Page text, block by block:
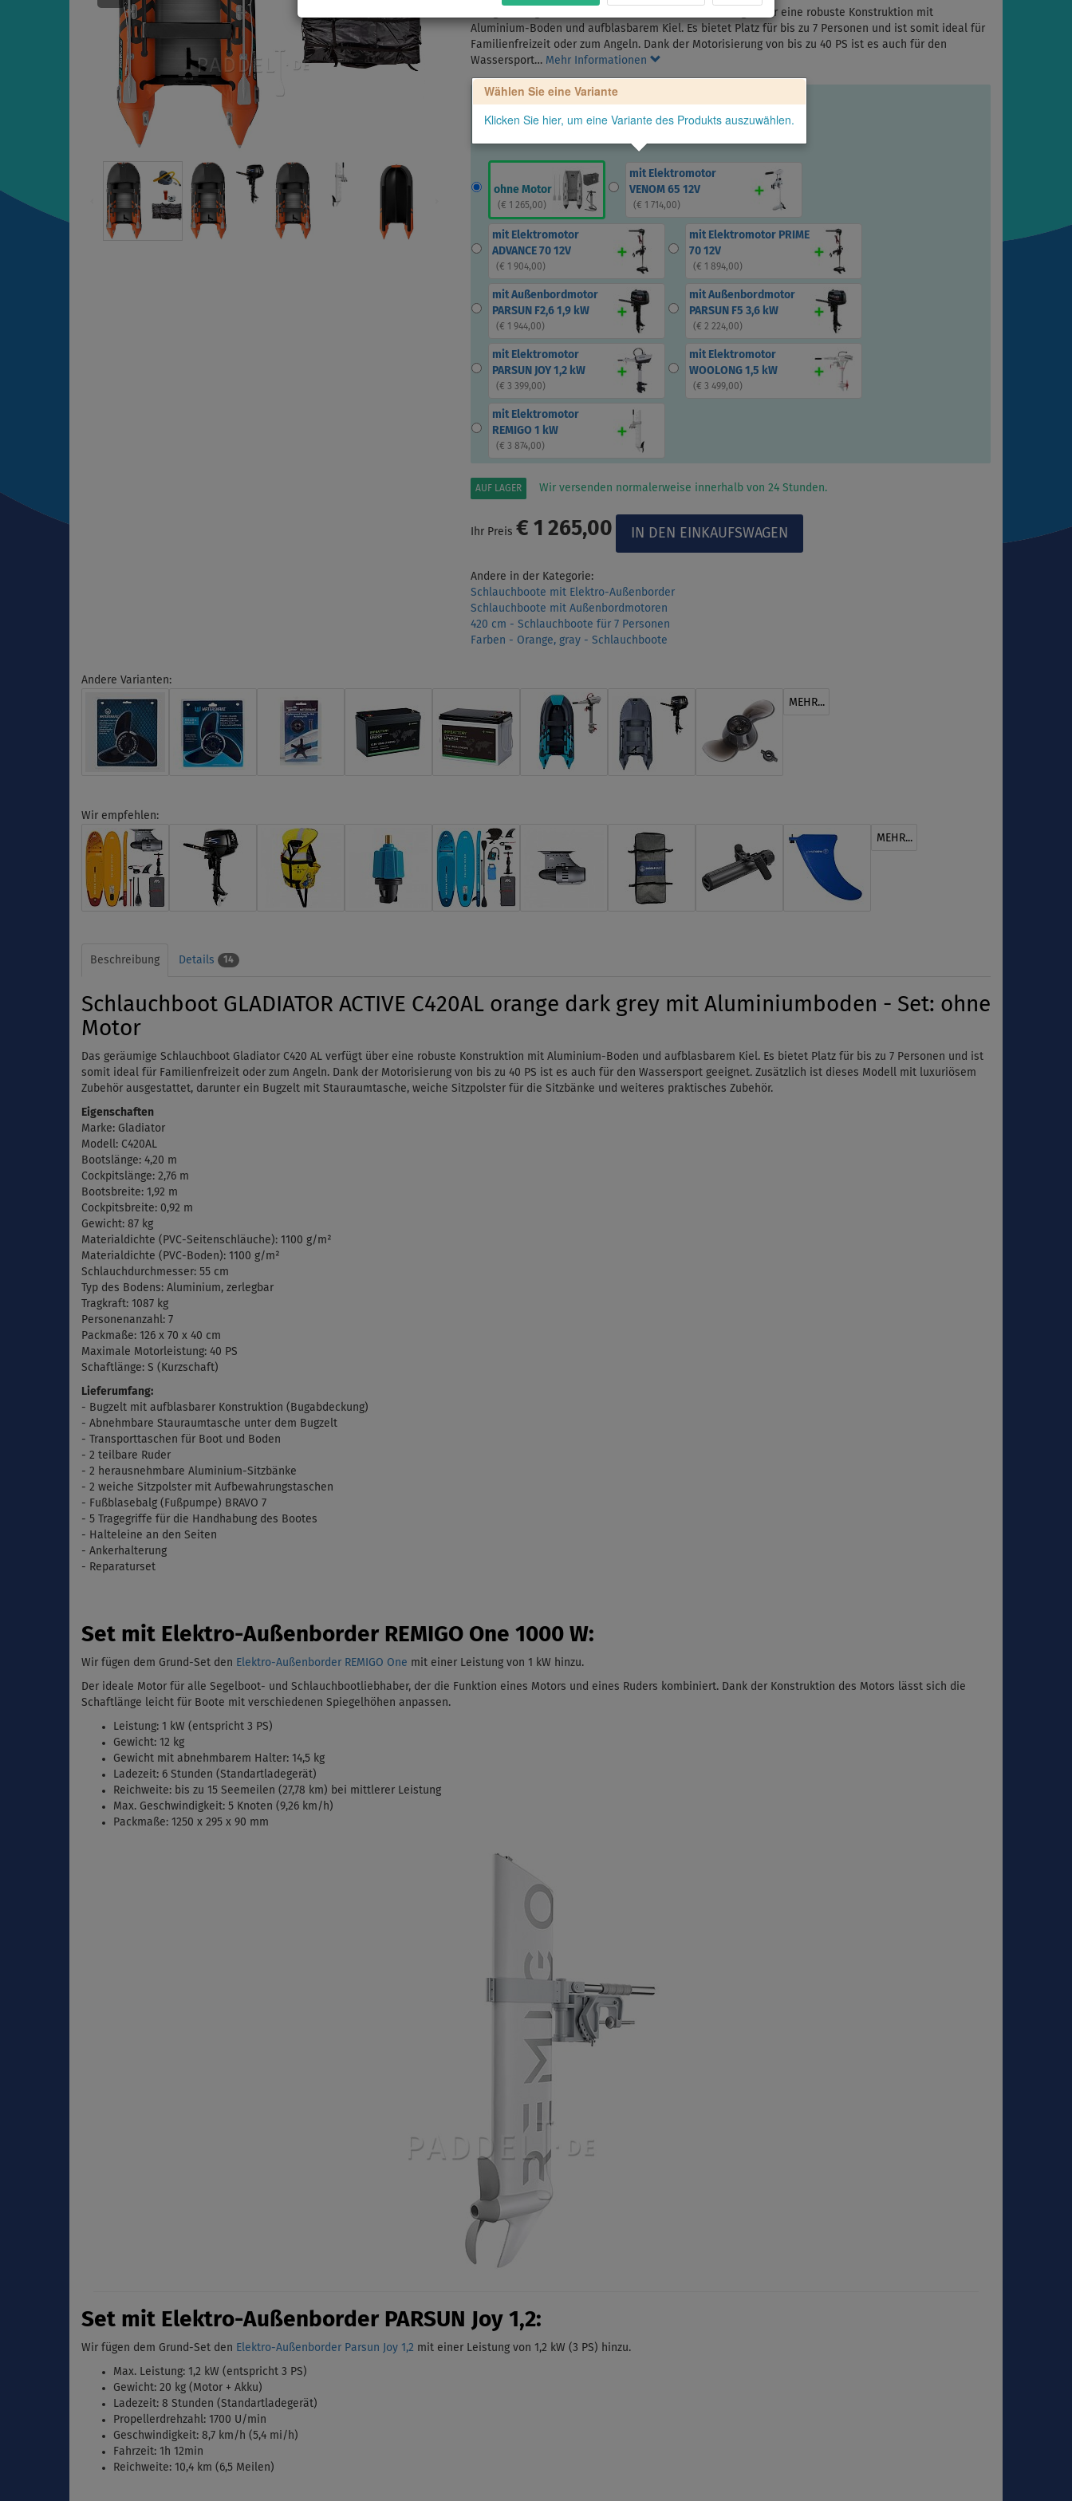
Das geräumige Schlauchboot Gladiator C420 AL verfügt über eine robuste Konstruktion mit
Aluminium-Boden und aufblasbarem Kiel. Es bietet Platz für bis zu 7 Personen und ist somit ideal für
Familienfreizeit oder zum Angeln. Dank der Motorisierung von bis zu 40 PS ist es auch für den
Wassersport… Mehr Informationen
Wählen Sie eine Variante
Klicken Sie hier, um eine Variante des Produkts auszuwählen.
ohne Motor
(€ 1 265,00)
mit Elektromotor
VENOM 65 12V
(€ 1 714,00)
mit Elektromotor
ADVANCE 70 12V
(€ 1 904,00)
mit Elektromotor PRIME
70 12V
(€ 1 894,00)
mit Außenbordmotor
PARSUN F2,6 1,9 kW
(€ 1 944,00)
mit Außenbordmotor
PARSUN F5 3,6 kW
(€ 2 224,00)
mit Elektromotor
PARSUN JOY 1,2 kW
(€ 3 399,00)
mit Elektromotor
WOOLONG 1,5 kW
(€ 3 499,00)
mit Elektromotor
REMIGO 1 kW
(€ 3 874,00)
AUF LAGER Wir versenden normalerweise innerhalb von 24 Stunden.
Ihr Preis € 1 265,00
Andere in der Kategorie:
Schlauchboote mit Elektro-Außenborder
Schlauchboote mit Außenbordmotoren
420 cm - Schlauchboote für 7 Personen
Farben - Orange, gray - Schlauchboote
Andere Varianten:
MEHR...
Wir empfehlen:
MEHR...
Beschreibung Details 14
Schlauchboot GLADIATOR ACTIVE C420AL orange dark grey mit Aluminiumboden - Set: ohne
Motor
Das geräumige Schlauchboot Gladiator C420 AL verfügt über eine robuste Konstruktion mit Aluminium-Boden und aufblasbarem Kiel. Es bietet Platz für bis zu 7 Personen und ist
somit ideal für Familienfreizeit oder zum Angeln. Dank der Motorisierung von bis zu 40 PS ist es auch für den Wassersport geeignet. Zusätzlich ist dieses Modell mit luxuriösem
Zubehör ausgestattet, darunter ein Bugzelt mit Stauraumtasche, weiche Sitzpolster für die Sitzbänke und weiteres praktisches Zubehör.
Eigenschaften
Marke: Gladiator
Modell: C420AL
Bootslänge: 4,20 m
Cockpitslänge: 2,76 m
Bootsbreite: 1,92 m
Cockpitsbreite: 0,92 m
Gewicht: 87 kg
Materialdichte (PVC-Seitenschläuche): 1100 g/m²
Materialdichte (PVC-Boden): 1100 g/m²
Schlauchdurchmesser: 55 cm
Typ des Bodens: Aluminium, zerlegbar
Tragkraft: 1087 kg
Personenanzahl: 7
Packmaße: 126 x 70 x 40 cm
Maximale Motorleistung: 40 PS
Schaftlänge: S (Kurzschaft)
Lieferumfang:
- Bugzelt mit aufblasbarer Konstruktion (Bugabdeckung)
- Abnehmbare Stauraumtasche unter dem Bugzelt
- Transporttaschen für Boot und Boden
- 2 teilbare Ruder
- 2 herausnehmbare Aluminium-Sitzbänke
- 2 weiche Sitzpolster mit Aufbewahrungstaschen
- Fußblasebalg ( Fußpumpe) BRAVO 7
- 5 Tragegriffe für die Handhabung des Bootes
- Halteleine an den Seiten
- Ankerhalterung
- Reparaturset
Set mit Elektro-Außenborder REMIGO One 1000 W:
Wir fügen dem Grund-Set den Elektro-Außenborder REMIGO One mit einer Leistung von 1 kW hinzu.
Der ideale Motor für alle Segelboot- und Schlauchbootliebhaber, der die Funktion eines Motors und eines Ruders kombiniert. Dank der Konstruktion des Motors lässt sich die
Schaftlänge leicht für Boote mit verschiedenen Spiegelhöhen anpassen.
Leistung: 1 kW (entspricht 3 PS)
Gewicht: 12 kg
Gewicht mit abnehmbarem Halter: 14,5 kg
Ladezeit: 6 Stunden (Standartladegerät)
Reichweite: bis zu 15 Seemeilen (27,78 km) bei mittlerer Leistung
Max. Geschwindigkeit: 5 Knoten (9,26 km/h)
Packmaße: 1250 x 295 x 90 mm
Set mit Elektro-Außenborder PARSUN Joy 1,2:
Wir fügen dem Grund-Set den Elektro-Außenborder Parsun Joy 1,2 mit einer Leistung von 1,2 kW (3 PS) hinzu.
Max. Leistung: 1,2 kW (entspricht 3 PS)
Gewicht: 20 kg (Motor + Akku)
Ladezeit: 8 Stunden (Standartladegerät)
Propellerdrehzahl: 1700 U/min
Geschwindigkeit: 8,7 km/h (5,4 mi/h)
Fahrzeit: 1h 12min
Reichweite: 10,4 km (6,5 Meilen)